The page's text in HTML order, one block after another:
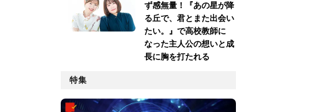
ず感無量！『あの星が降
る丘で、君とまた出会い
たい。』で高校教師に
なった主人公の想いと成
長に胸を打たれる
特集